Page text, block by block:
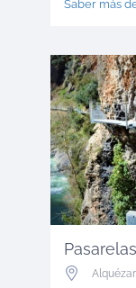
Saber más
Alquézar,